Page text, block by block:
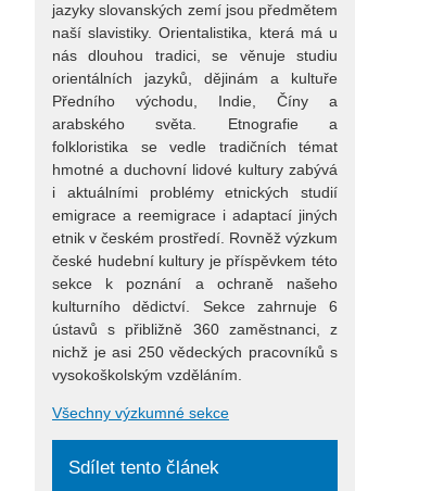
jazyky slovanských zemí jsou předmětem
naší slavistiky. Orientalistika, která má u
nás dlouhou tradici, se věnuje studiu
orientálních jazyků, dějinám a kultuře
Předního východu, Indie, Číny a
arabského světa. Etnografie a
folkloristika se vedle tradičních témat
hmotné a duchovní lidové kultury zabývá
i aktuálními problémy etnických studií
emigrace a reemigrace i adaptací jiných
etnik v českém prostředí. Rovněž výzkum
české hudební kultury je příspěvkem této
sekce k poznání a ochraně našeho
kulturního dědictví. Sekce zahrnuje 6
ústavů s přibližně 360 zaměstnanci, z
nichž je asi 250 vědeckých pracovníků s
vysokoškolským vzděláním.
Všechny výzkumné sekce
Sdílet tento článek